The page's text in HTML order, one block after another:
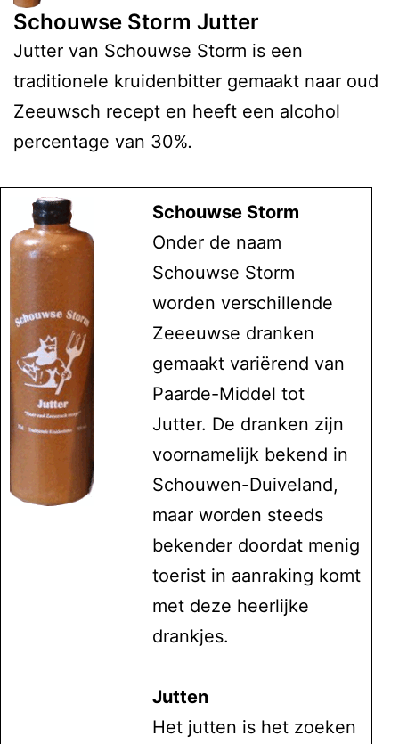
Schouwse Storm Jutter
Jutter van Schouwse Storm is een
traditionele kruidenbitter gemaakt naar oud
Zeeuwsch recept en heeft een alcohol
percentage van 30%.
Schouwse Storm
Onder de naam
Schouwse Storm
worden verschillende
Zeeeuwse dranken
gemaakt variërend van
Paarde-Middel tot
Jutter. De dranken zijn
voornamelijk bekend in
Schouwen-Duiveland,
maar worden steeds
bekender doordat menig
toerist in aanraking komt
met deze heerlijke
drankjes.
Jutten
Het jutten is het zoeken